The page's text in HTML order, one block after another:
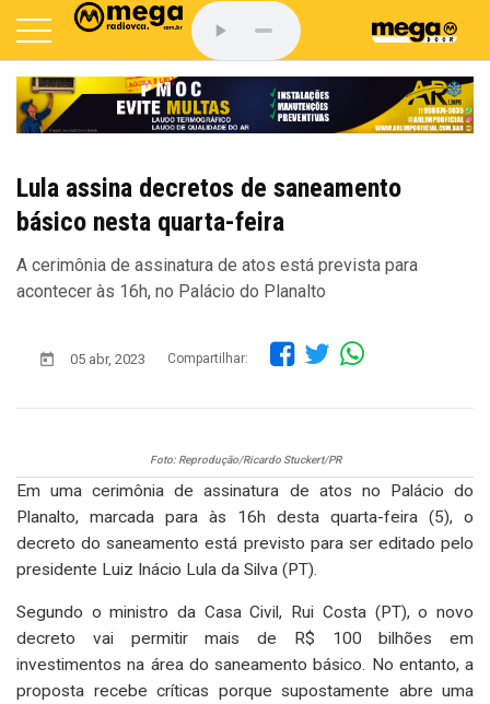
Lula assina decretos de saneamento
básico nesta quarta-feira
A cerimônia de assinatura de atos está prevista para
acontecer às 16h, no Palácio do Planalto
05 abr, 2023 Compartilhar:
Foto: Reprodução/Ricardo Stuckert/PR
Em uma cerimônia de assinatura de atos no Palácio do
Planalto, marcada para às 16h desta quarta-feira (5), o
decreto do saneamento está previsto para ser editado pelo
presidente Luiz Inácio Lula da Silva (PT).
Segundo o ministro da Casa Civil, Rui Costa (PT), o novo
decreto vai permitir mais de R$ 100 bilhões em
investimentos na área do saneamento básico. No entanto, a
proposta recebe críticas porque supostamente abre uma